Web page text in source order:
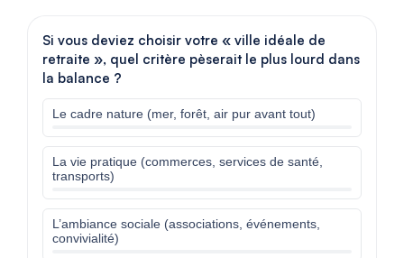
Si vous deviez choisir votre « ville idéale de
retraite », quel critère pèserait le plus lourd dans
la balance ?
Le cadre nature (mer, forêt, air pur avant tout)
La vie pratique (commerces, services de santé,
transports)
L’ambiance sociale (associations, événements,
convivialité)